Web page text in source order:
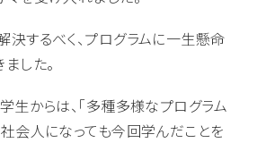
するべく、プログラムに一生懸命
した。
生からは、「多種多様なプログラム
会人になっても今回学んだことを